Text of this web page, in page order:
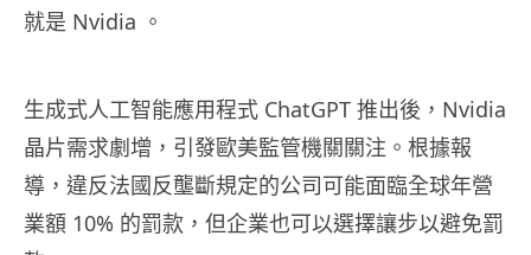
就是 Nvidia 。
生成式人工智能應用程式 ChatGPT 推出後，Nvidia
晶片需求劇增，引發歐美監管機關關注。根據報
導，違反法國反壟斷規定的公司可能面臨全球年營
業額 10% 的罰款，但企業也可以選擇讓步以避免罰